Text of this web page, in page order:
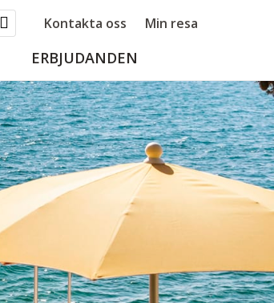
Kontakta oss Min resa
ERBJUDANDEN